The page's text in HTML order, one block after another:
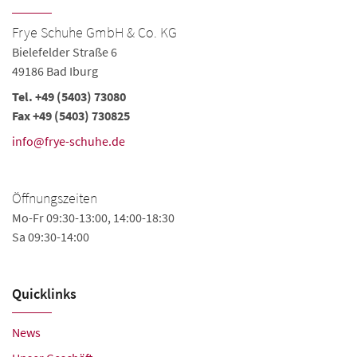
Frye Schuhe GmbH & Co. KG
Bielefelder Straße 6
49186 Bad Iburg
Tel. +49 (5403) 73080
Fax +49 (5403) 730825
info@frye-schuhe.de
Öffnungszeiten
Mo-Fr 09:30-13:00, 14:00-18:30
Sa 09:30-14:00
Quicklinks
News